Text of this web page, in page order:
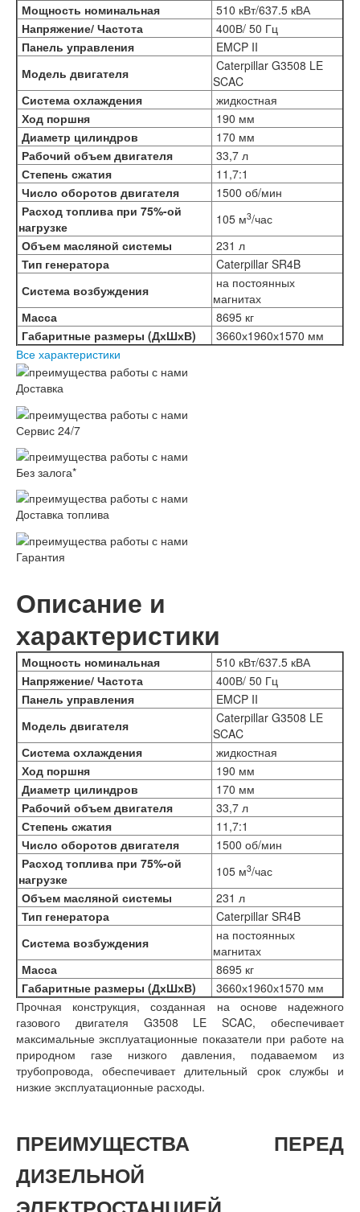
Мощность номинальная
510 кВт/637.5 кВА
Напряжение/ Частота
400В/ 50 Гц
Панель управления
EMCP II
Модель двигателя
Caterpillar G3508 LE
SCAC
Система охлаждения
жидкостная
Ход поршня
190 мм
Диаметр цилиндров
170 мм
Рабочий объем двигателя
33,7 л
Степень сжатия
11,7:1
Число оборотов двигателя
1500 об/мин
Расход топлива при 75%-ой
нагрузке
105 м3/час
Объем масляной системы
231 л
Тип генератора
Caterpillar SR4B
Система возбуждения
на постоянных
магнитах
Масса
8695 кг
Габаритные размеры (ДхШхВ)
3660х1960х1570 мм
Все характеристики
Доставка
Сервис 24/7
Без залога*
Доставка топлива
Гарантия
Описание и
характеристики
Мощность номинальная 510 кВт/637.5 кВА
Напряжение/ Частота
400В/ 50 Гц
Панель управления
EMCP II
Модель двигателя
Caterpillar G3508 LE
SCAC
Система охлаждения
жидкостная
Ход поршня
190 мм
Диаметр цилиндров
170 мм
Рабочий объем двигателя
33,7 л
Степень сжатия
11,7:1
Число оборотов двигателя
1500 об/мин
Расход топлива при 75%-ой
нагрузке
105 м3/час
Объем масляной системы
231 л
Тип генератора
Caterpillar SR4B
Система возбуждения
на постоянных
магнитах
Масса
8695 кг
Габаритные размеры (ДхШхВ)
3660х1960х1570 мм
Прочная конструкция, созданная на основе надежного
газового двигателя G3508 LE SCAC, обеспечивает
максимальные эксплуатационные показатели при работе на
природном газе низкого давления, подаваемом из
трубопровода, обеспечивает длительный срок службы и
низкие эксплуатационные расходы.
ПРЕИМУЩЕСТВА ПЕРЕД
ДИЗЕЛЬНОЙ